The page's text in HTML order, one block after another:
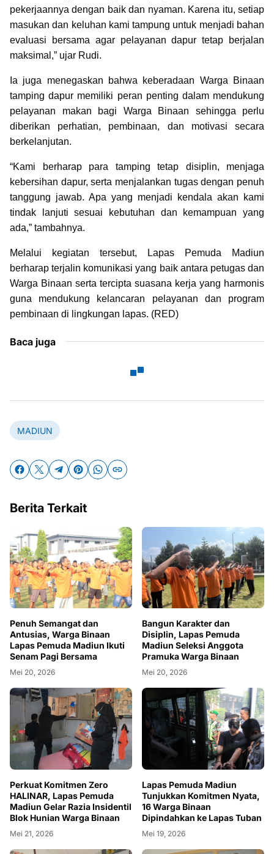
pekerjaannya dengan baik dan nyaman. Karena itu, setiap
masukan dan keluhan kami tampung untuk menjadi bahan
evaluasi bersama agar pelayanan dapur tetap berjalan
maksimal,” ujar Rudi.
Ia juga menegaskan bahwa keberadaan Warga Binaan
tamping dapur memiliki peran penting dalam mendukung
pelayanan makan bagi Warga Binaan sehingga perlu
diberikan perhatian, pembinaan, dan motivasi secara
berkelanjutan.
“Kami berharap para tamping tetap disiplin, menjaga
kebersihan dapur, serta menjalankan tugas dengan penuh
tanggung jawab. Apa yang menjadi kendala akan kami
tindak lanjuti sesuai kebutuhan dan kemampuan yang
ada,” tambahnya.
Melalui kegiatan tersebut, Lapas Pemuda Madiun
berharap terjalin komunikasi yang baik antara petugas dan
Warga Binaan serta tercipta suasana kerja yang harmonis
guna mendukung kelancaran pelayanan dan program
pembinaan di lingkungan lapas. (RED)
Baca juga
MADIUN
Berita Terkait
Penuh Semangat dan
Antusias, Warga Binaan
Lapas Pemuda Madiun Ikuti
Senam Pagi Bersama
Mei 20, 2026
Bangun Karakter dan
Disiplin, Lapas Pemuda
Madiun Seleksi Anggota
Pramuka Warga Binaan
Mei 20, 2026
Perkuat Komitmen Zero
HALINAR, Lapas Pemuda
Madiun Gelar Razia Insidentil
Blok Hunian Warga Binaan
Mei 21, 2026
Lapas Pemuda Madiun
Tunjukkan Komitmen Nyata,
16 Warga Binaan
Dipindahkan ke Lapas Tuban
Mei 19, 2026